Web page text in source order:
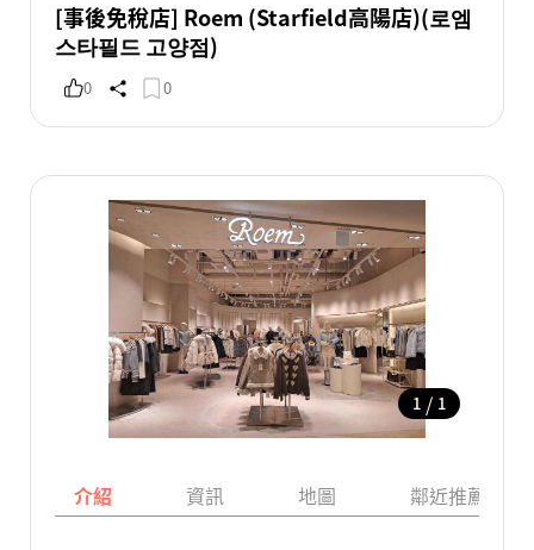
[事後免稅店] Roem (Starfield高陽店)(로엠
스타필드 고양점)
0 0
1 / 1
介紹 資訊 地圖 鄰近推薦景點